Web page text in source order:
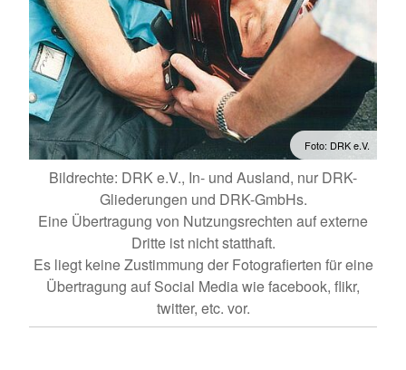
Foto: DRK e.V.
Bildrechte: DRK e.V., In- und Ausland, nur DRK-
Gliederungen und DRK-GmbHs.
Eine Übertragung von Nutzungsrechten auf externe
Dritte ist nicht statthaft.
Es liegt keine Zustimmung der Fotografierten für eine
Übertragung auf Social Media wie facebook, flikr,
twitter, etc. vor.